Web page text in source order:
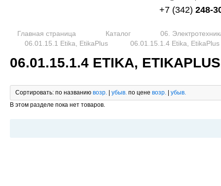
+7 (342) 248-
Главная страница Каталог
06.
06.01.15.1 Etika, EtikaPlus
06.01.15.1.4 Etika, EtikaPlus
06.01.15.1.4 ETIKA,
Сортировать: по названию возр. | убыв. по цене возр. | убыв.
В этом разделе пока нет товаров.